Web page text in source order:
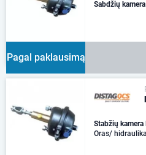
Pagal paklausimą
Stabžių
Oras/
T24Thrust @